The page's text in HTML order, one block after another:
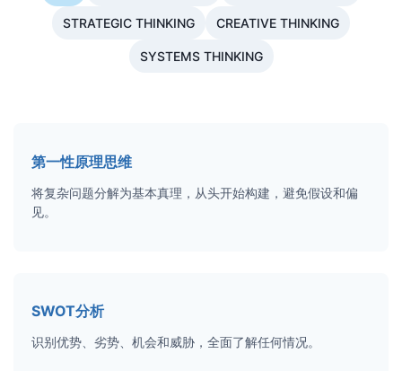
STRATEGIC THINKING CREATIVE THINKING
SYSTEMS THINKING
第一性原理思维
将复杂问题分解为基本真理，从头开始构建，避免假设和偏
见。
SWOT分析
识别优势、劣势、机会和威胁，全面了解任何情况。